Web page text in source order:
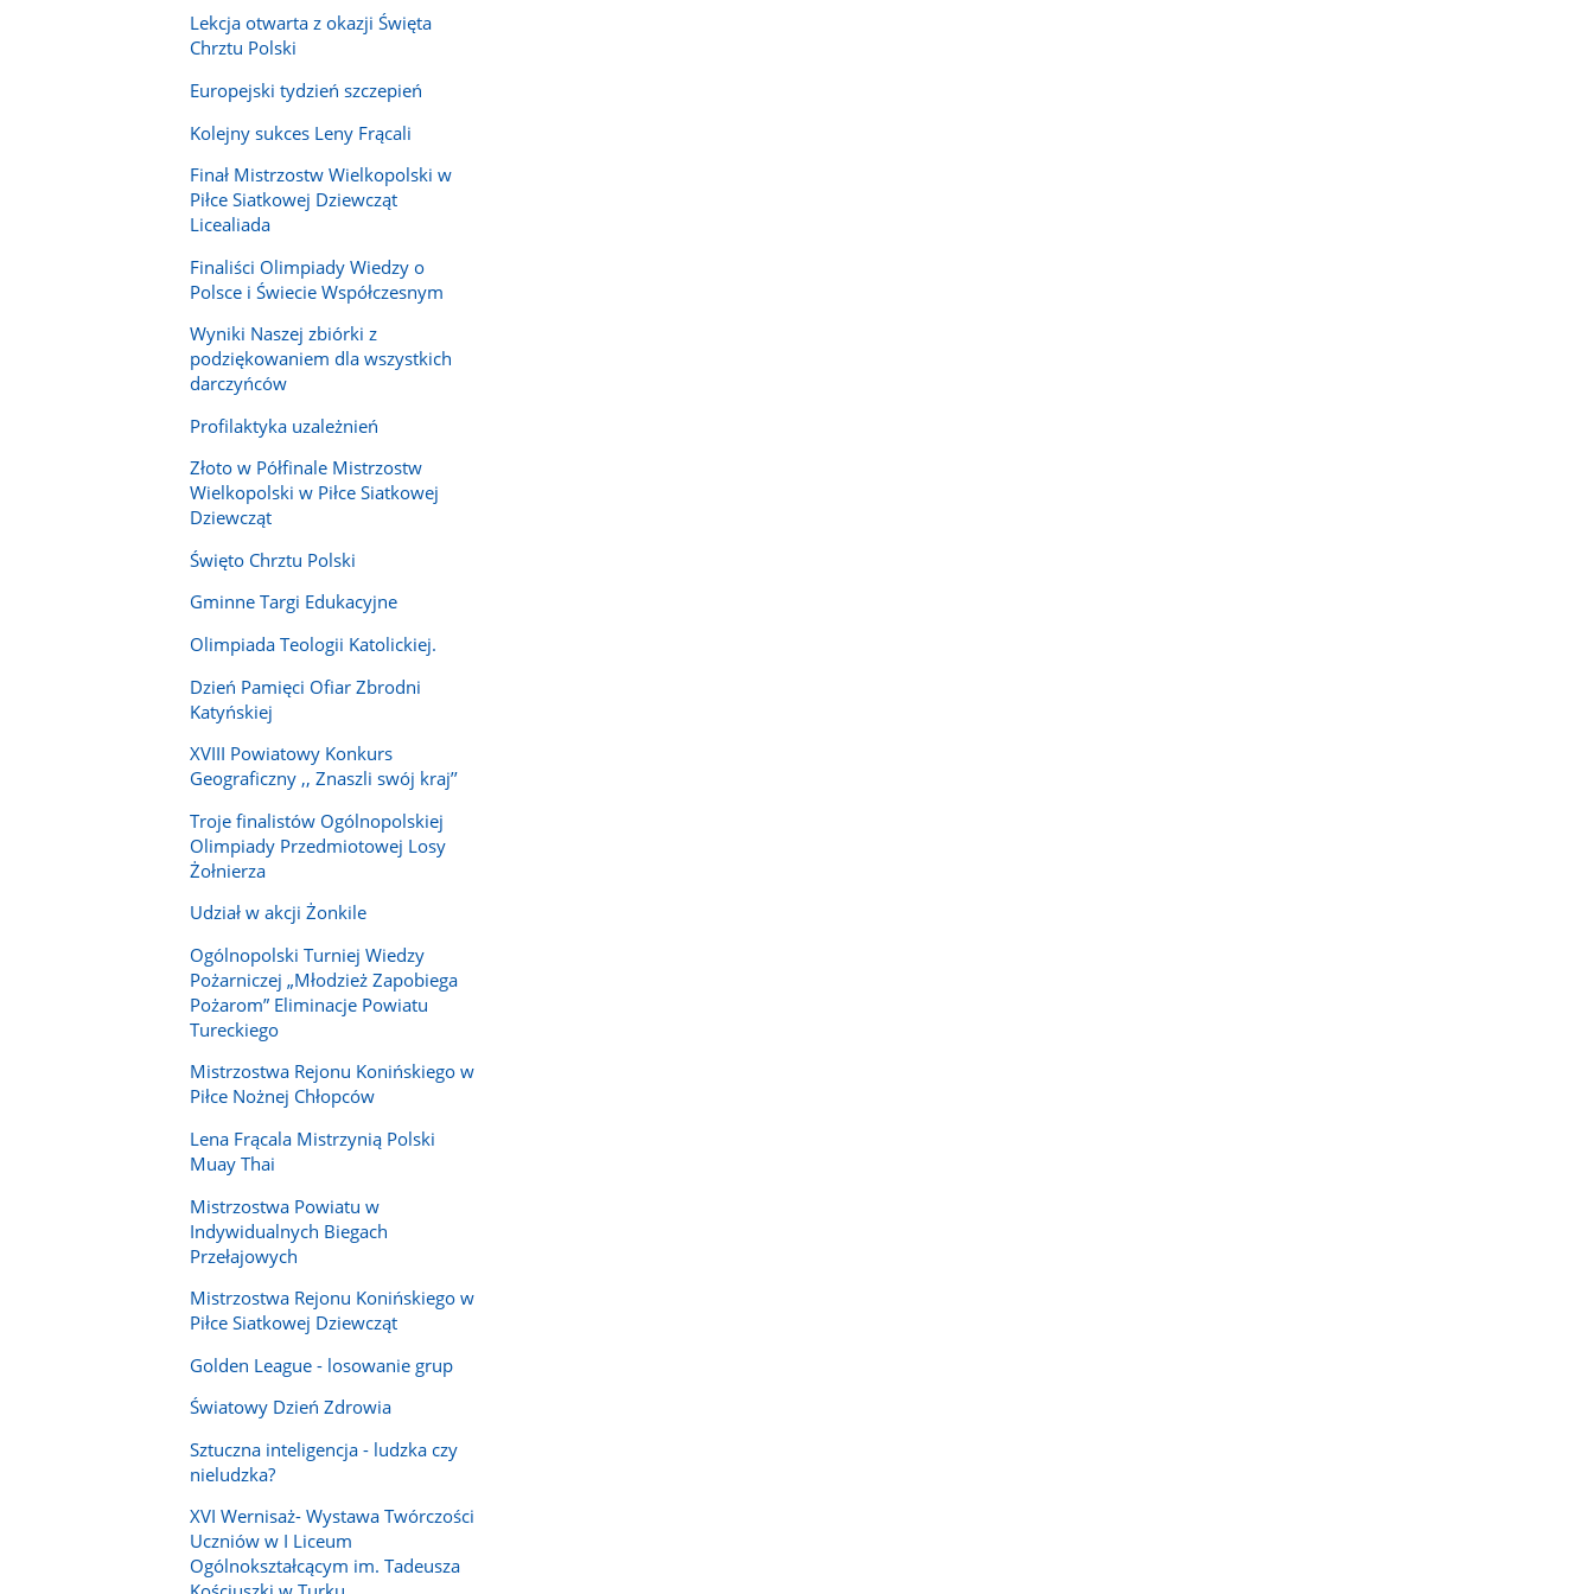
Lekcja otwarta z okazji Święta
Chrztu Polski
Europejski tydzień szczepień
Kolejny sukces Leny Frącali
Finał Mistrzostw Wielkopolski w
Piłce Siatkowej Dziewcząt
Licealiada
Finaliści Olimpiady Wiedzy o
Polsce i Świecie Współczesnym
Wyniki Naszej zbiórki z
podziękowaniem dla wszystkich
darczyńców
Profilaktyka uzależnień
Złoto w Półfinale Mistrzostw
Wielkopolski w Piłce Siatkowej
Dziewcząt
Święto Chrztu Polski
Gminne Targi Edukacyjne
Olimpiada Teologii Katolickiej.
Dzień Pamięci Ofiar Zbrodni
Katyńskiej
XVIII Powiatowy Konkurs
Geograficzny ,, Znaszli swój kraj’’
Troje finalistów Ogólnopolskiej
Olimpiady Przedmiotowej Losy
Żołnierza
Udział w akcji Żonkile
Ogólnopolski Turniej Wiedzy
Pożarniczej „Młodzież Zapobiega
Pożarom” Eliminacje Powiatu
Tureckiego
Mistrzostwa Rejonu Konińskiego w
Piłce Nożnej Chłopców
Lena Frącala Mistrzynią Polski
Muay Thai
Mistrzostwa Powiatu w
Indywidualnych Biegach
Przełajowych
Mistrzostwa Rejonu Konińskiego w
Piłce Siatkowej Dziewcząt
Golden League - losowanie grup
Światowy Dzień Zdrowia
Sztuczna inteligencja - ludzka czy
nieludzka?
XVI Wernisaż- Wystawa Twórczości
Uczniów w I Liceum
Ogólnokształcącym im. Tadeusza